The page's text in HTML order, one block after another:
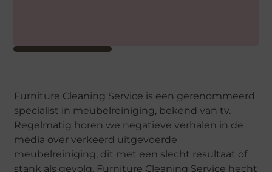
Furniture Cleaning Service is een gerenommeerd
specialist in meubelreiniging, bekend van tv.
Regelmatig horen we negatieve verhalen in de
media over verkeerd uitgevoerde
meubelreiniging, dit met een slecht resultaat of
stank als gevolg. Furniture Cleaning Service hecht